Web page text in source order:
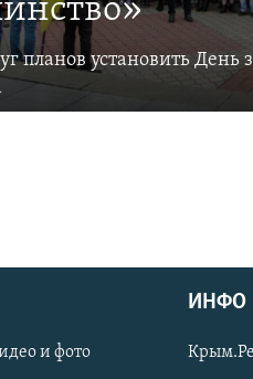
планов установить
и фото
ИНФО